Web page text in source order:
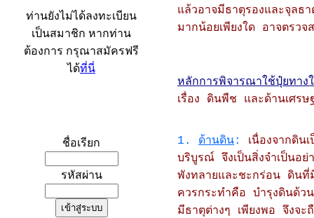
ท่านยังไม่ได้ลงทะเบียน
เป็นสมาชิก หากท่าน
ต้องการ กรุณาสมัครฟรี
ได้ที่นี่
ชื่อเรียก
รหัสผ่าน
แล้วอาจมีธาตุรองและจุลธ
มากน้อยเพียงใด อาจตรว
หลักการพิจารณาใช้ปุ๋ยทา
เรื่อง ดินพืช และด้านเศร
1. ด้านดิน:
เนื่องจากดิน
บริบูรณ์ จึงเป็นสิ่งจำเป็นอ
พังทลายและชะกร่อน ดินที่
ควรกระทำคือ บำรุงดินด้ว
มีธาตุต่างๆ เพียงพอ จึงจะ